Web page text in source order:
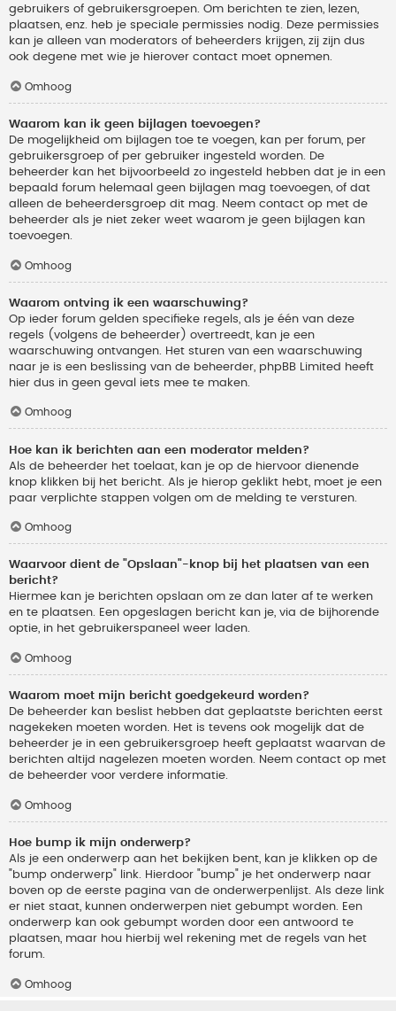
gebruikers of gebruikersgroepen. Om berichten te zien, lezen,
plaatsen, enz. heb je speciale permissies nodig. Deze permissies
kan je alleen van moderators of beheerders krijgen, zij zijn dus
ook degene met wie je hierover contact moet opnemen.
Omhoog
Waarom kan ik geen bijlagen toevoegen?
De mogelijkheid om bijlagen toe te voegen, kan per forum, per
gebruikersgroep of per gebruiker ingesteld worden. De
beheerder kan het bijvoorbeeld zo ingesteld hebben dat je in een
bepaald forum helemaal geen bijlagen mag toevoegen, of dat
alleen de beheerdersgroep dit mag. Neem contact op met de
beheerder als je niet zeker weet waarom je geen bijlagen kan
toevoegen.
Omhoog
Waarom ontving ik een waarschuwing?
Op ieder forum gelden specifieke regels, als je één van deze
regels (volgens de beheerder) overtreedt, kan je een
waarschuwing ontvangen. Het sturen van een waarschuwing
naar je is een beslissing van de beheerder, phpBB Limited heeft
hier dus in geen geval iets mee te maken.
Omhoog
Hoe kan ik berichten aan een moderator melden?
Als de beheerder het toelaat, kan je op de hiervoor dienende
knop klikken bij het bericht. Als je hierop geklikt hebt, moet je een
paar verplichte stappen volgen om de melding te versturen.
Omhoog
Waarvoor dient de "Opslaan"-knop bij het plaatsen van een
bericht?
Hiermee kan je berichten opslaan om ze dan later af te werken
en te plaatsen. Een opgeslagen bericht kan je, via de bijhorende
optie, in het gebruikerspaneel weer laden.
Omhoog
Waarom moet mijn bericht goedgekeurd worden?
De beheerder kan beslist hebben dat geplaatste berichten eerst
nagekeken moeten worden. Het is tevens ook mogelijk dat de
beheerder je in een gebruikersgroep heeft geplaatst waarvan de
berichten altijd nagelezen moeten worden. Neem contact op met
de beheerder voor verdere informatie.
Omhoog
Hoe bump ik mijn onderwerp?
Als je een onderwerp aan het bekijken bent, kan je klikken op de
"bump onderwerp" link. Hierdoor "bump" je het onderwerp naar
boven op de eerste pagina van de onderwerpenlijst. Als deze link
er niet staat, kunnen onderwerpen niet gebumpt worden. Een
onderwerp kan ook gebumpt worden door een antwoord te
plaatsen, maar hou hierbij wel rekening met de regels van het
forum.
Omhoog